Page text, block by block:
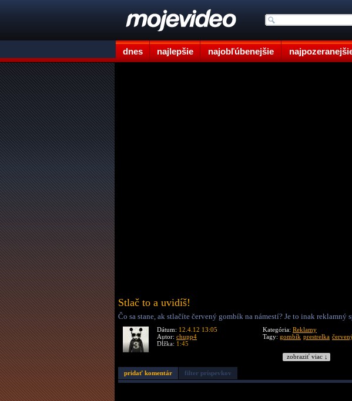
dnes najlepšie najobľúbenejšie
Stlač to a uvidíš!
Čo sa stane, ak stlačíte červený gombík na námestí? Je to inak reklamný
Dátum: 12.4.12 13:05
Autor: chupp4
Dĺžka: 1:45
Kategória: Reklamy
Tagy: gombík prestrelka
zobraziť viac ↓
pridať komentár filter príspevkov